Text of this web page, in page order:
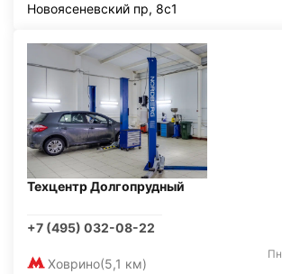
Новоясеневский пр, 8с1
Техцентр Долгопрудный
+7 (495) 032-08-22
Ховрино(5,1 км)